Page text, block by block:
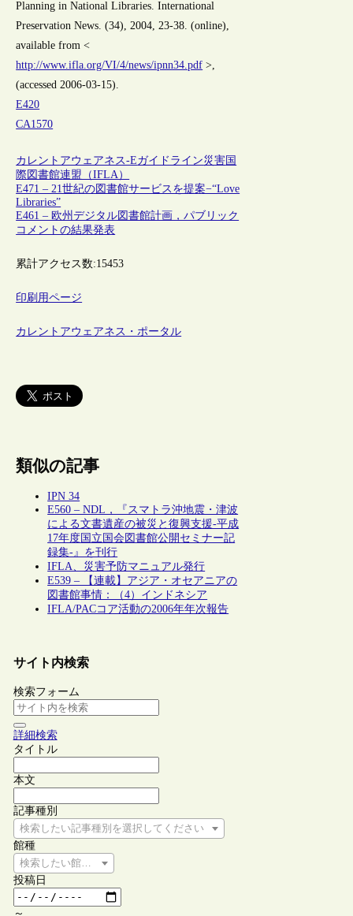
Planning in National Libraries. International
Preservation News. (34), 2004, 23-38. (online),
available from <
http://www.ifla.org/VI/4/news/ipnn34.pdf >,
(accessed 2006-03-15).
E420
CA1570
カレントアウェアネス-Eガイドライン災害 国
際図書館連盟（IFLA）
E471 – 21世紀の図書館サービスを提案−“Love
Libraries”
E461 – 欧州デジタル図書館計画，パブリック
コメントの結果発表
累計アクセス数:15453
印刷用ページ
カレントアウェアネス・ポータル
類似の記事
IPN 34
E560 – NDL，『スマトラ沖地震・津波
による文書遺産の被災と復興支援‐平成
17年度国立国会図書館公開セミナー記
録集‐』を刊行
IFLA、災害予防マニュアル発行
E539 – 【連載】アジア・オセアニアの
図書館事情：（4）インドネシア
IFLA/PACコア活動の2006年年次報告
サイト内検索
検索フォーム
詳細検索
タイトル
本文
記事種別
検索したい記事種別を選択してください
館種
検索したい館種を選択してください
投稿日
～